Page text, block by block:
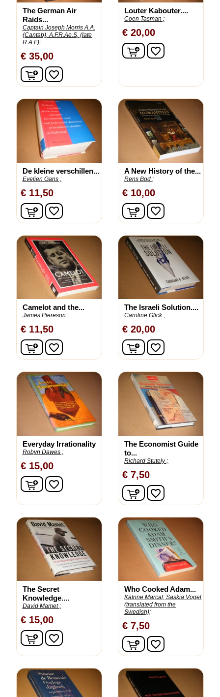
The German Air
Raids...
Captain Joseph Morris A.A.
(Cantab), A.F.R.Ae.S, (late
R.A.F);
€ 35,00
In winkelwagen
favorite_border
Louter Kabouter....
Coen Tasman ;
€ 20,00
In winkelwagen
favorite_border
De kleine verschillen...
Evelien Gans ;
€ 11,50
In winkelwagen
favorite_border
A New History of the...
Rens Bod ;
€ 10,00
In winkelwagen
favorite_border
Camelot and the...
James Piereson ;
€ 11,50
In winkelwagen
favorite_border
The Israeli Solution....
Caroline Glick ;
€ 20,00
In winkelwagen
favorite_border
Everyday Irrationality
Robyn Dawes ;
€ 15,00
In winkelwagen
favorite_border
The Economist Guide
to...
Richard Stutely ;
€ 7,50
In winkelwagen
favorite_border
The Secret
Knowledge....
David Mamet ;
€ 15,00
In winkelwagen
favorite_border
Who Cooked Adam...
Katrine Marcal; Saskia Vogel
(translated from the
Swedish);
€ 7,50
In winkelwagen
favorite_border